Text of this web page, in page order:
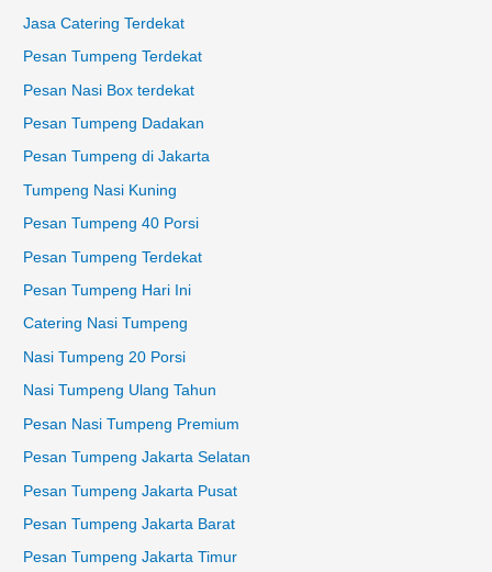
Jasa Catering Terdekat
Pesan Tumpeng Terdekat
Pesan Nasi Box terdekat
Pesan Tumpeng Dadakan
Pesan Tumpeng di Jakarta
Tumpeng Nasi Kuning
Pesan Tumpeng 40 Porsi
Pesan Tumpeng Terdekat
Pesan Tumpeng Hari Ini
Catering Nasi Tumpeng
Nasi Tumpeng 20 Porsi
Nasi Tumpeng Ulang Tahun
Pesan Nasi Tumpeng Premium
Pesan Tumpeng Jakarta Selatan
Pesan Tumpeng Jakarta Pusat
Pesan Tumpeng Jakarta Barat
Pesan Tumpeng Jakarta Timur